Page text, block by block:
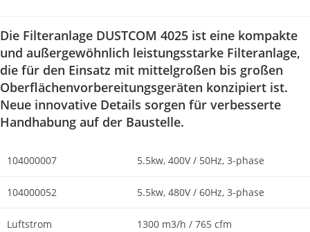
Die Filteranlage DUSTCOM 4025 ist eine kompakte
und außergewöhnlich leistungsstarke Filteranlage,
die für den Einsatz mit mittelgroßen bis großen
Oberflächenvorbereitungsgeräten konzipiert ist.
Neue innovative Details sorgen für verbesserte
Handhabung auf der Baustelle.
104000007 5.5kw, 400V / 50Hz, 3-phase
104000052 5.5kw, 480V / 60Hz, 3-phase
Luftstrom 1300 m3/h / 765 cfm